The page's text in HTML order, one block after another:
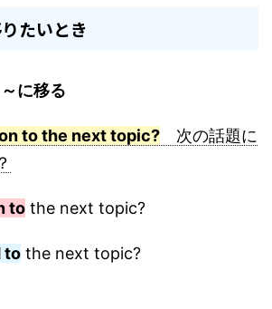
たいとき
に移る
to the next topic? 次の話題に
to the next topic?
to the next topic?